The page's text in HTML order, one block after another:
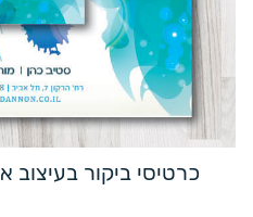
כרטיסי ביקור